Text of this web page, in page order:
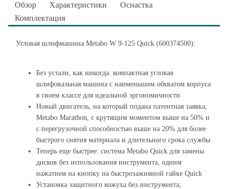
Обзор Характеристики
Оснастка
Комплектация
Угловая шлифмашина Metabo W 9-125 Quick (600374500):
Без устали, как никогда: компактная угловая
шлифовальная машина с наименьшим обхватом корпуса
в своем классе для идеальной эргономичности
Новый двигатель, на который подана патентная заявка,
Metabo Marathon, с крутящим моментом выше на 50% и
с перегрузочной способностью выше на 20% для более
быстрого снятия материала и длительного срока службы
Теперь еще быстрее: система Metabo Quick для замены
дисков без использования инструмента, одним
нажатием на кнопку на быстрозажимной гайке Quick
Установка защитного кожуха без инструмента;